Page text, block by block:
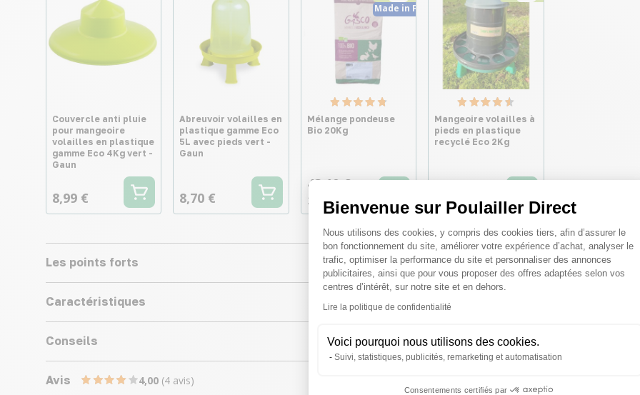
Bienvenue sur Poulailler Direct
Plateforme de Gestion du
Nous utilisons des cookies, y compris des cookies tiers, afin d’assurer le
bon fonctionnement du site, améliorer votre expérience d’achat, analyser le
trafic, optimiser la performance du site et personnaliser des annonces
publicitaires, ainsi que pour vous proposer des offres adaptées selon vos
centres d’intérêt, sur notre site et en dehors.
Lire la politique de confidentialité
Voici pourquoi nous utilisons des cookies.
Suivi, statistiques, publicités, remarketing et automatisation
Consentements certifiés par
Axeptio consent
Couvercle anti pluie
pour mangeoire
volailles en plastique
gamme Eco 4Kg vert -
Gaun
8,99 €
Abreuvoir volailles en
plastique gamme Eco
5L avec pieds vert -
Gaun
8,70 €
Made in France
Mélange pondeuse
Bio 20Kg
43,10 €
2,16 €/kg
Mangeoire volailles à
pieds en plastique
recyclé Eco 2Kg
8,70 €
Les points forts
Caractéristiques
Conseils
Avis 4,00 (4 avis)